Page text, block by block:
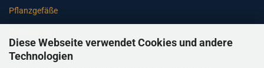
Diese Webseite verwendet Cookies und andere
Technologien
Pflanzgefäße
Gartenbänke